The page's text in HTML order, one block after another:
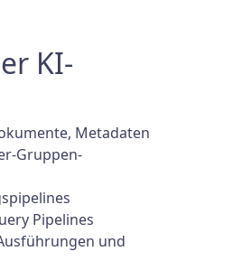
KI-
Metadaten
Gruppen-
Pipelines
und